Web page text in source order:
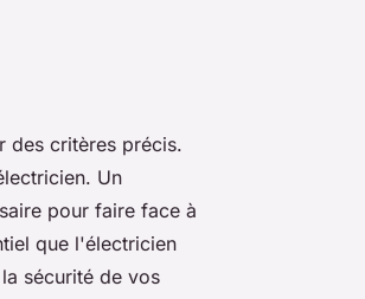
des critères précis.
Un
pour faire face à
que l'électricien
sécurité de vos